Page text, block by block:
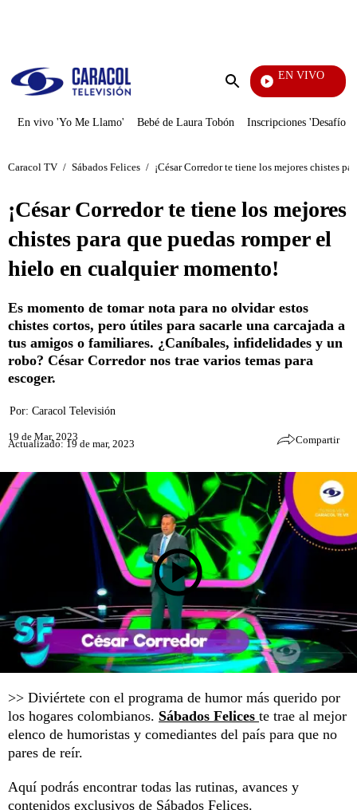
Enviar
EN VIVO
En vivo 'Yo Me Llamo' Bebé de Laura Tobón Inscripciones 'Desafío'
Caracol TV / Sábados Felices / ¡César Corredor te tiene los mejores chistes
¡César Corredor te tiene los mejores
chistes para que puedas romper el
hielo en cualquier momento!
Es momento de tomar nota para no olvidar estos
chistes cortos, pero útiles para sacarle una carcajada a
tus amigos o familiares. ¿Caníbales, infidelidades y un
robo? César Corredor nos trae varios temas para
escoger.
Por: Caracol Televisión
19 de Mar, 2023
Actualizado: 19 de mar, 2023 Compartir
>> Diviértete con el programa de humor más querido por
los hogares colombianos. Sábados Felices te trae al mejor
elenco de humoristas y comediantes del país para que no
pares de reír.
Aquí podrás encontrar todas las rutinas, avances y
contenidos exclusivos de Sábados Felices.